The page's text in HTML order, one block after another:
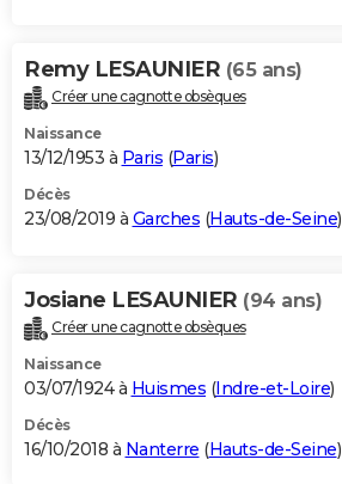
Remy LESAUNIER (65 ans)
Créer une cagnotte obsèques
Naissance
13/12/1953 à Paris (Paris)
Décès
23/08/2019 à Garches (Hauts-de-Seine)
Josiane LESAUNIER (94 ans)
Créer une cagnotte obsèques
Naissance
03/07/1924 à Huismes (Indre-et-Loire)
Décès
16/10/2018 à Nanterre (Hauts-de-Seine)